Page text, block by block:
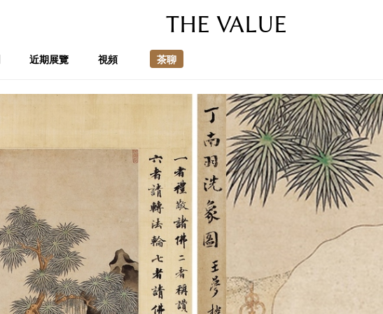
THE VALUE
近期展覽 視頻 茶聊